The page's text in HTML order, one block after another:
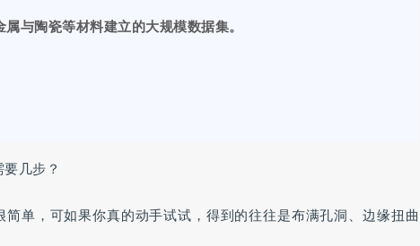
与陶瓷等材料建立的大规模数据集。
几步？
单，可如果你真的动手试试，得到的往往是布满孔洞、边缘扭曲